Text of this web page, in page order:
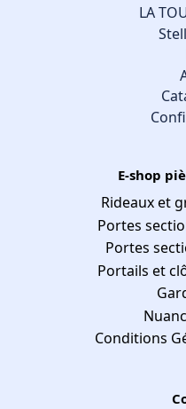
LA
E-shop
Rideaux et
Portes
Portes
Portails et
Conditions